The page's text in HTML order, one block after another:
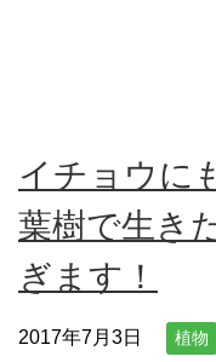
イチョウに
葉樹で生き
ぎます！
2017年7月3日 植物